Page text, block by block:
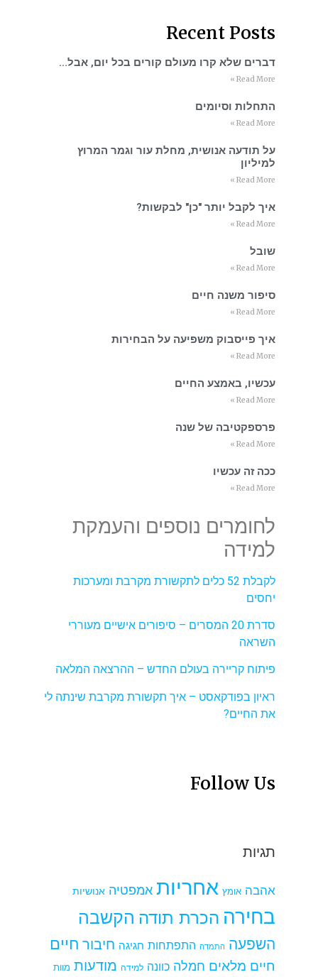
Recent Posts
דברים שלא קרו מעולם קורים בכל יום, אבל…
Read More »
התחלות וסיומים
Read More »
על תודעה אנושית, מחלת עור וגמר המרוץ
למיליון
Read More »
איך לקבל יותר "כן" לבקשות?
Read More »
שובל
Read More »
סיפור משנה חיים
Read More »
איך פייסבוק משפיעה על הבחירות
Read More »
עכשיו, באמצע החיים
Read More »
פרספקטיבה של שנה
Read More »
ככה זה עכשיו
Read More »
לחומרים נוספים והעמקת
למידה
לקבלת 52 כלים לתקשורת מקרבת ומערכות
יחסים
סדרת 20 המסרים – סיפורים אישיים מעוררי
השראה
פיתוח קריירה בעולם החדש – ההרצאה המלאה
ראיון בפודקאסט – איך תקשורת מקרבת שינתה לי
את החיים?
Follow Us
תגיות
אהבה אומץ אחריות אמפטיה אנושיות
בחירה הכרת תודה הקשבה
השפעה התמדה התפתחות חגיגה חיבור חיים
חיים מלאים חמלה כוונה למידה מודעות מוות